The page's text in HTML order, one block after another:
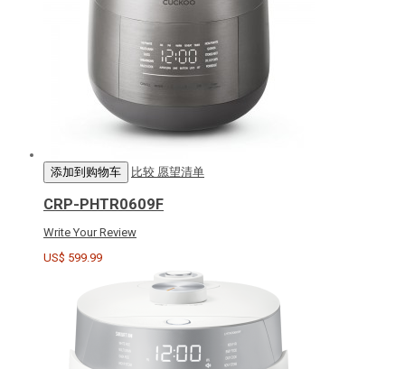
添加到购物车 比较 愿望清单
CRP-PHTR0609F
Write Your Review
US$ 599.99